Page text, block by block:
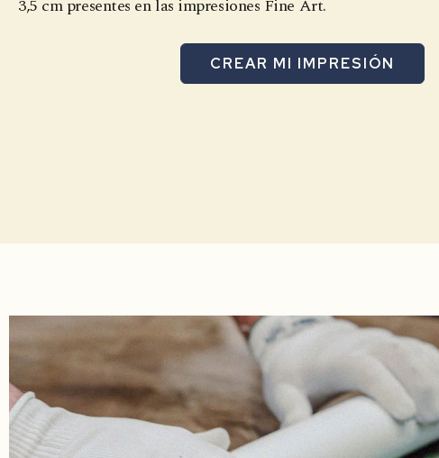
3,5 cm presentes en las impresiones Fine Art.
CREAR MI IMPRESIÓN